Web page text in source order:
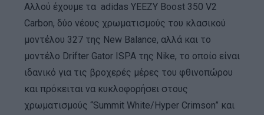
Αλλού έχουμε τα adidas YEEZY Boost 350 V2
Carbon, δύο νέους χρωματισμούς του κλασικού
μοντέλου 327 της New Balance, αλλά και το
μοντέλο Drifter Gator ISPA της Nike, το οποίο είναι
ιδανικό για τις βροχερές μέρες του φθινοπώρου
και πρόκειται να κυκλοφορήσει στους
χρωματισμούς “Summit White/Hyper Crimson” και